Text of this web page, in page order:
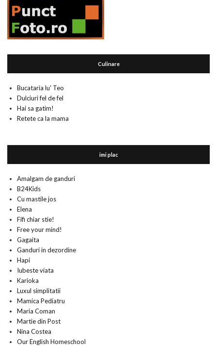
Culinare
Bucataria lu' Teo
Dulciuri fel de fel
Hai sa gatim!
Retete ca la mama
imi plac
Amalgam de ganduri
B24Kids
Cu mastile jos
Elena
Fifi chiar stie!
Free your mind!
Gagaita
Ganduri in dezordine
Hapi
Iubeste viata
Karioka
Luxul simplitatii
Mamica Pediatru
Maria Coman
Martie din Post
Nina Costea
Our English Homeschool